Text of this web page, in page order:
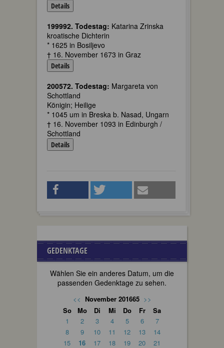
Details
199992. Todestag: Katarina Zrinska
kroatische Dichterin
* 1625 in Bosiljevo
† 16. November 1673 in Graz
Details
200572. Todestag: Margareta von
Schottland
Königin; Heilige
* 1045 um in Breska b. Nasad, Ungarn
† 16. November 1093 in Edinburgh /
Schottland
Details
GEDENKTAGE
Wählen Sie ein anderes Datum, um die
passenden Gedenktage zu sehen.
<< November 201665 >>
So
Mo Di Mi Do Fr
Sa
1
2 3 4 5 6
7
8
9 10 11 12 13
14
15
16 17 18 19 20
21